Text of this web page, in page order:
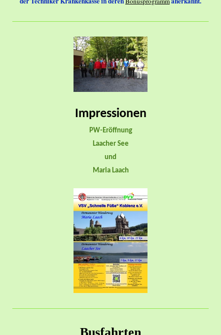
Impressionen
PW-Eröffnung
Laacher See
und
Maria Laach
Busfahrten